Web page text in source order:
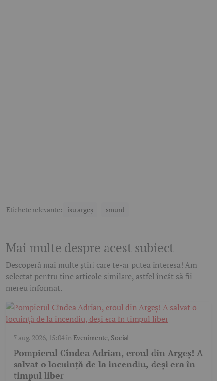
Etichete relevante: isu argeș smurd
Mai multe despre acest subiect
Descoperă mai multe știri care te-ar putea interesa! Am
selectat pentru tine articole similare, astfel încât să fii
mereu informat.
7 aug. 2026, 15:04în Evenimente, Social
Pompierul Cîndea Adrian, eroul din Argeș! A
salvat o locuință de la incendiu, deși era în
timpul liber